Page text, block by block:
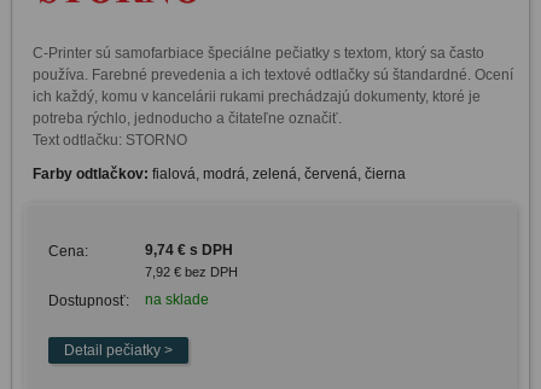
C-Printer sú samofarbiace špeciálne pečiatky s textom, ktorý sa často
používa. Farebné prevedenia a ich textové odtlačky sú štandardné. Ocení
ich každý, komu v kancelárii rukami prechádzajú dokumenty, ktoré je
potreba rýchlo, jednoducho a čitateľne označiť.
Text odtlačku: STORNO
Farby odtlačkov: fialová, modrá, zelená, červená, čierna
Cena: 9,74 € s DPH
7,92 € bez DPH
Dostupnosť: na sklade